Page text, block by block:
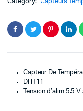
Category: Capteurs
Capteur De
DHT11
Tension d’alim 5.5